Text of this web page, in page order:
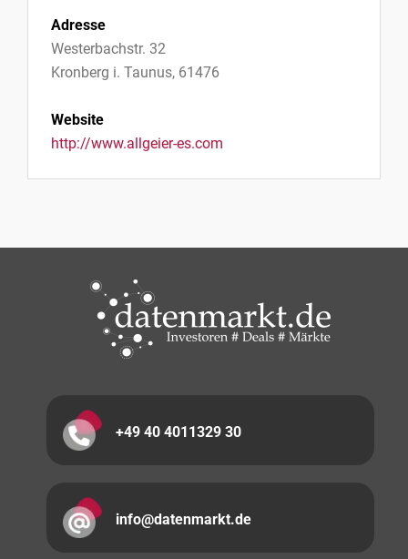
Adresse
Westerbachstr. 32
Kronberg i. Taunus, 61476
Website
http://www.allgeier-es.com
+49 40 4011329 30
info@datenmarkt.de